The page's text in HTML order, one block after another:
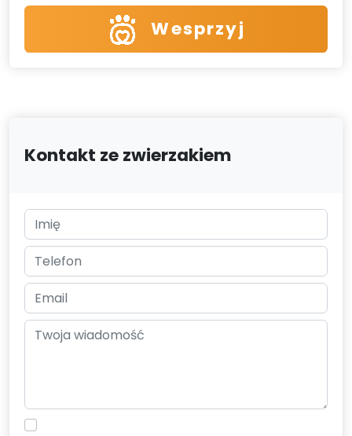
Wesprzyj
Kontakt ze zwierzakiem